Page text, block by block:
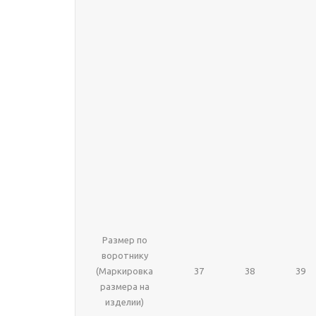
Размер по
воротнику
(Маркировка
размера на
изделии)
37 38 39